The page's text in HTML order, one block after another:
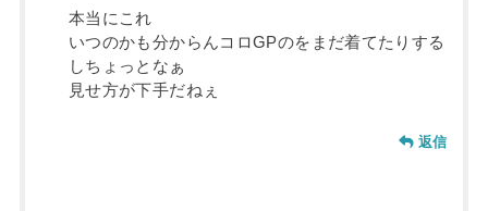
本当にこれ
いつのかも分からんコロGPのをまだ着てたりする
しちょっとなぁ
見せ方が下手だねぇ
返信